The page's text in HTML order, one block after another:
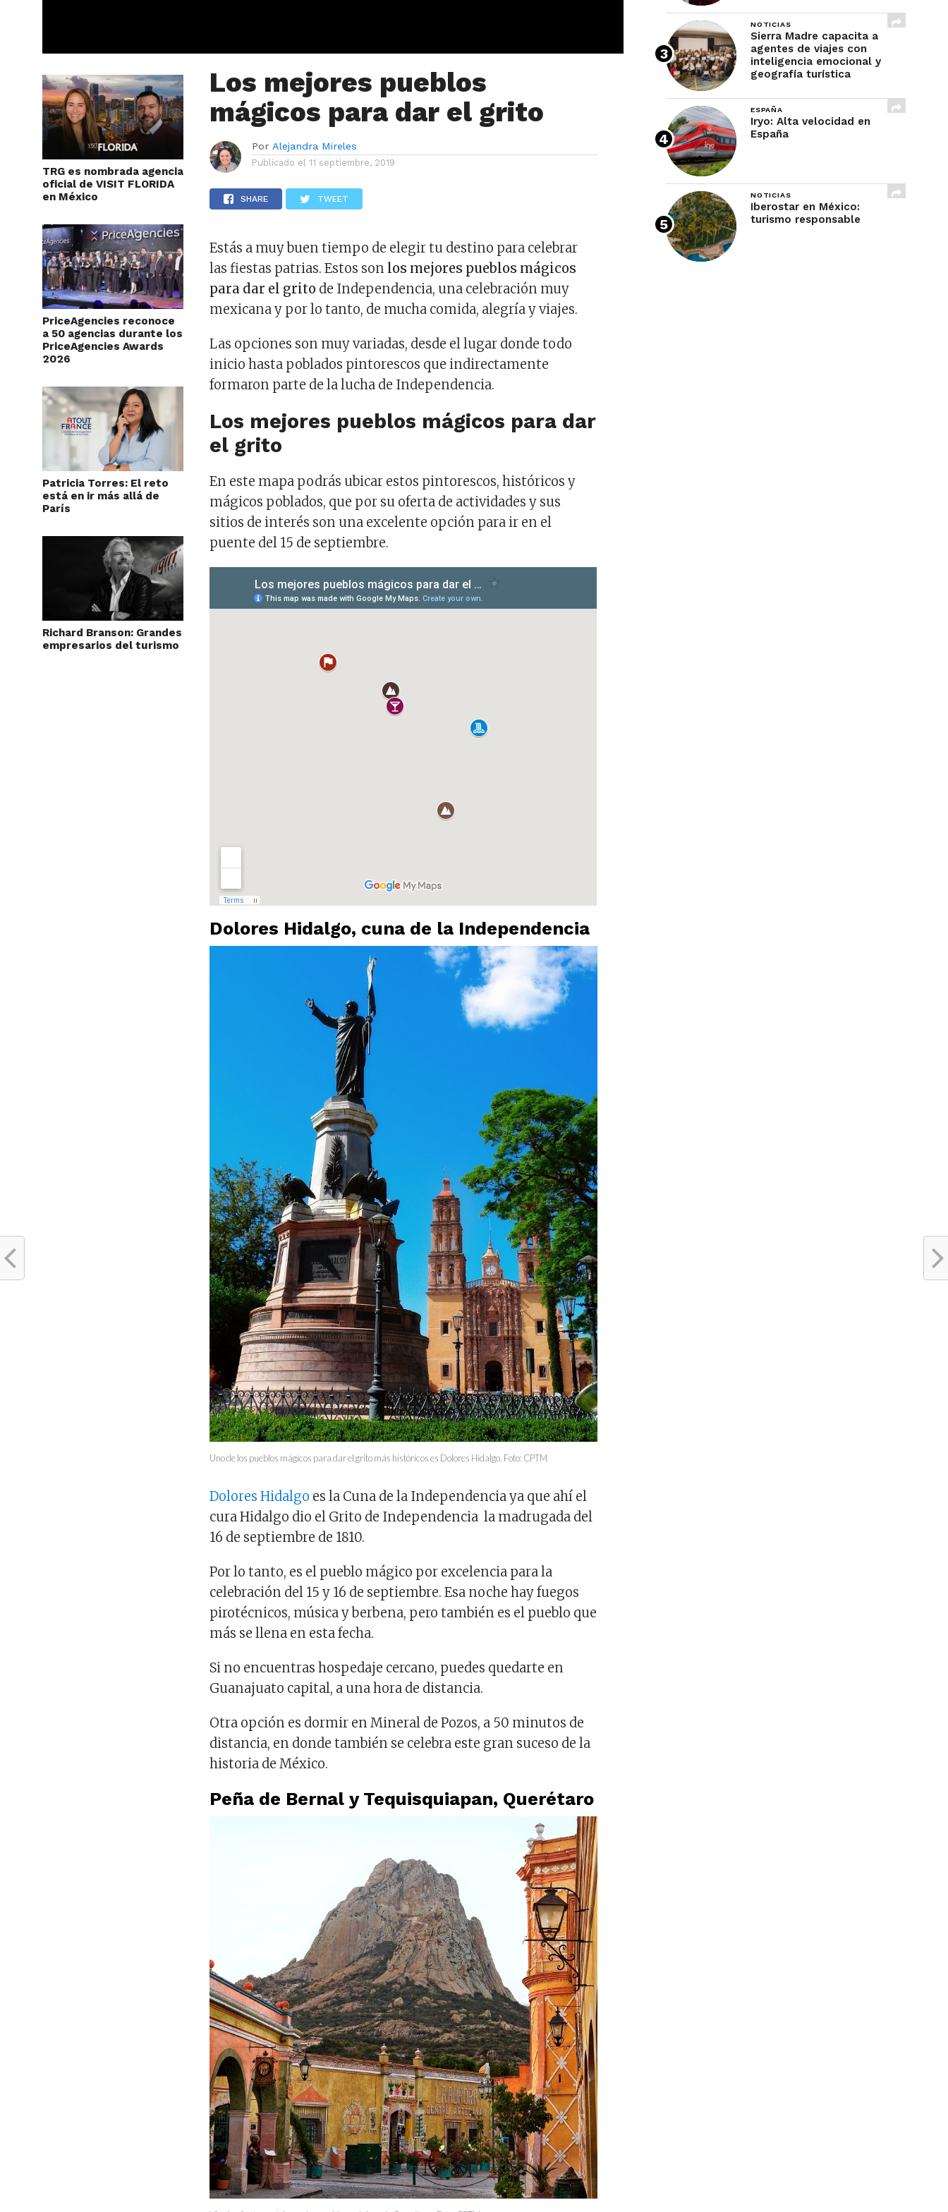
TRG es nombrada agencia
oficial de VISIT FLORIDA
en México
PriceAgencies reconoce
a 50 agencias durante los
PriceAgencies Awards
2026
Patricia Torres: El reto
está en ir más allá de
París
Richard Branson: Grandes
empresarios del turismo
Los mejores pueblos
mágicos para dar el grito
Por Alejandra Mireles
Publicado el 11 septiembre, 2019
SHARE TWEET
Estás a muy buen tiempo de elegir tu destino para celebrar
las fiestas patrias. Estos son los mejores pueblos mágicos
para dar el grito de Independencia, una celebración muy
mexicana y por lo tanto, de mucha comida, alegría y viajes.
Las opciones son muy variadas, desde el lugar donde todo
inicio hasta poblados pintorescos que indirectamente
formaron parte de la lucha de Independencia.
Los mejores pueblos mágicos para dar
el grito
En este mapa podrás ubicar estos pintorescos, históricos y
mágicos poblados, que por su oferta de actividades y sus
sitios de interés son una excelente opción para ir en el
puente del 15 de septiembre.
Dolores Hidalgo, cuna de la Independencia
Uno de los pueblos mágicos para dar el grito más históricos es Dolores Hidalgo. Foto: CPTM
Dolores Hidalgo es la Cuna de la Independencia ya que ahí el
cura Hidalgo dio el Grito de Independencia la madrugada del
16 de septiembre de 1810.
Por lo tanto, es el pueblo mágico por excelencia para la
celebración del 15 y 16 de septiembre. Esa noche hay fuegos
pirotécnicos, música y berbena, pero también es el pueblo que
más se llena en esta fecha.
Si no encuentras hospedaje cercano, puedes quedarte en
Guanajuato capital, a una hora de distancia.
Otra opción es dormir en Mineral de Pozos, a 50 minutos de
distancia, en donde también se celebra este gran suceso de la
historia de México.
Peña de Bernal y Tequisquiapan, Querétaro
NOTICIAS
Sierra Madre capacita a
agentes de viajes con
inteligencia emocional y
geografía turística
ESPAÑA
Iryo: Alta velocidad en
España
NOTICIAS
Iberostar en México:
turismo responsable